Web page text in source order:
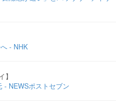
- NHK
- NEWSポストセブン